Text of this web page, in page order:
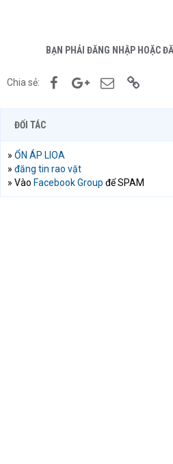
BẠN PHẢI ĐĂNG NHẬP HOẶC
Chia sẻ: FacebookGoogle+Email
ĐỐI TÁC
» ỔN ÁP LIOA
» đăng tin rao vặt
» Vào Facebook Group để SPAM